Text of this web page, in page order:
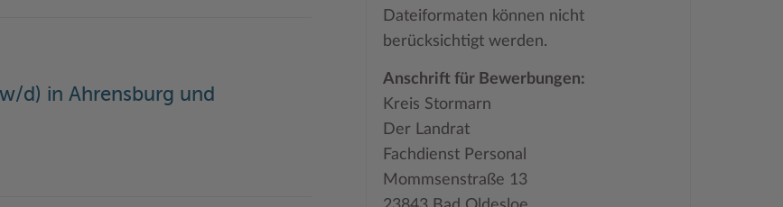
d) in Ahrensburg und
Dateiformaten können nicht
berücksichtigt werden.
Anschrift für Bewerbungen:
Kreis Stormarn
Der Landrat
Fachdienst Personal
Mommsenstraße 13